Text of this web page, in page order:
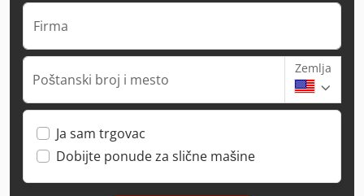
Firma
Poštanski broj i mesto
Zemlja
Ja sam trgovac
Dobijte ponude za slične mašine